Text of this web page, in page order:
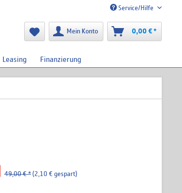
Service/Hilfe
Mein Konto 0,00 € *
Leasing Finanzierung
49,00 € *(2,10 € gespart)